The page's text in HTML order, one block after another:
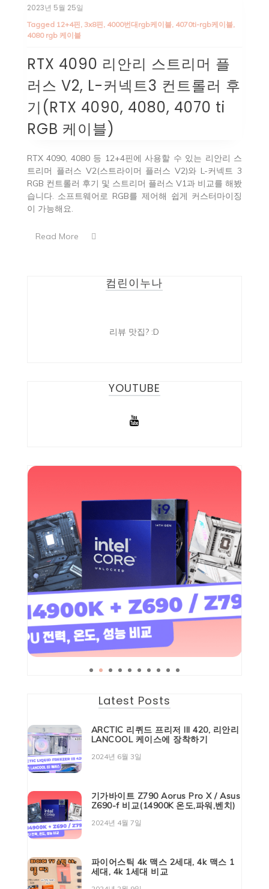
2023년 5월 25일
Tagged 12+4핀, 3x8핀, 4000번대rgb케이블, 4070ti-rgb케이블,
4080 rgb 케이블
RTX 4090 리안리 스트리머 플
러스 V2, L-커넥트3 컨트롤러 후
기(RTX 4090, 4080, 4070 ti
RGB 케이블)
RTX 4090, 4080 등 12+4핀에 사용할 수 있는 리안리 스
트리머 플러스 V2(스트라이머 플러스 V2)와 L-커넥트 3
RGB 컨트롤러 후기 및 스트리머 플러스 V1과 비교를 해봤
습니다. 소프트웨어로 RGB를 제어해 쉽게 커스터마이징
이 가능해요.
Read More
컴린이누나
리뷰 맛집? :D
YOUTUBE
Latest Posts
ARCTIC 리퀴드 프리저 III 420, 리안리
LANCOOL 케이스에 장착하기
2024년 6월 3일
기가바이트 Z790 Aorus Pro X / Asus
Z690-f 비교(14900K 온도,파워,벤치)
2024년 4월 7일
파이어스틱 4k 맥스 2세대, 4k 맥스 1
세대, 4k 1세대 비교